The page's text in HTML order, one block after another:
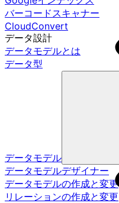
バーコードスキャナー
CloudConvert
データ設計
データモデルとは
データ型
データモデル
データモデルデザイナー
データモデルの作成と変更
リレーションの作成と変更